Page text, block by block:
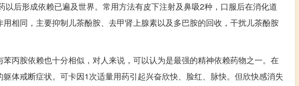
后形成依赖已遍及世界。常用方法有皮下注射及鼻吸2种，口服后在消化道
相同，主要抑制儿茶酚胺、去甲肾上腺素以及多巴胺的回收，干扰儿茶酚胺
丙胺依赖也十分相似，对人来说，可以认为是最强的精神依赖药物之一。在
体戒断症状。可卡因1次适量用药引起兴奋欣快、脸红、脉快。但欣快感消失